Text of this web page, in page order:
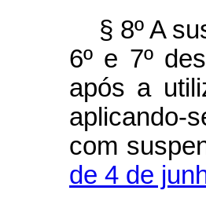
§ 8º A
6º e 7º
após a
aplicando-
com
de 4 de